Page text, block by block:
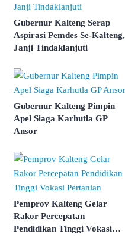
Gubernur Kalteng Serap
Aspirasi Pemdes Se-Kalteng,
Janji Tindaklanjuti
Gubernur Kalteng Pimpin
Apel Siaga Karhutla GP
Ansor
Pemprov Kalteng Gelar
Rakor Percepatan
Pendidikan Tinggi Vokasi